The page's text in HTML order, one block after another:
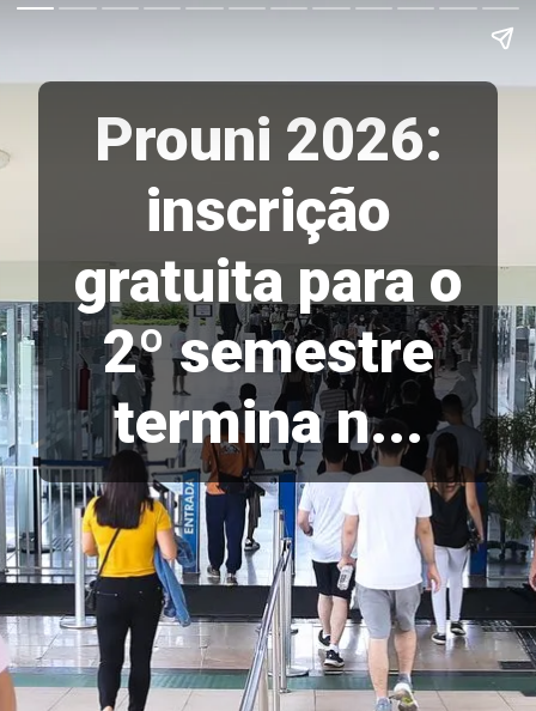
Prouni 2026:
inscrição
gratuita para o
2º semestre
termina n...